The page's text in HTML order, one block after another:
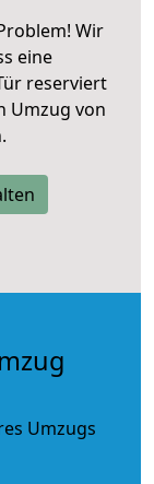
Wir
eine
reserviert
Umzug von
Umzugs